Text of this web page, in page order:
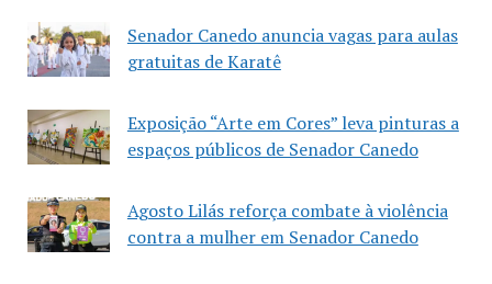
Senador Canedo anuncia vagas para aulas
gratuitas de Karatê
Exposição “Arte em Cores” leva pinturas a
espaços públicos de Senador Canedo
Agosto Lilás reforça combate à violência
contra a mulher em Senador Canedo